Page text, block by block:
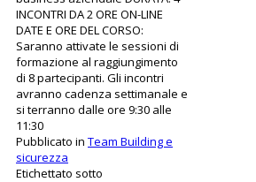
INCONTRI DA 2 ORE ON-LINE
DATE E ORE DEL CORSO:
Saranno attivate le sessioni di
formazione al raggiungimento
di 8 partecipanti. Gli incontri
avranno cadenza settimanale e
si terranno dalle ore 9:30 alle
11:30
Pubblicato in Team Building e
sicurezza
Etichettato sotto